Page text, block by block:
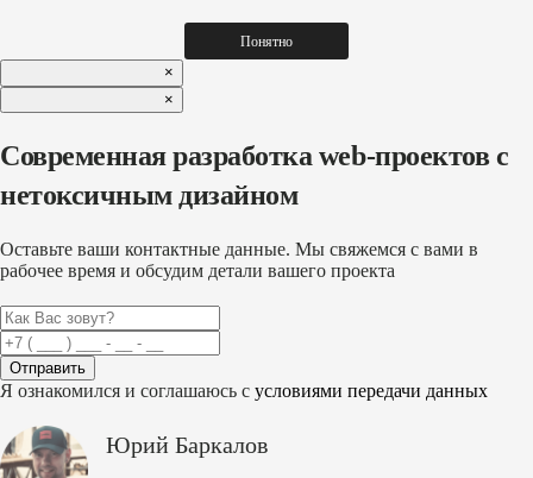
Понятно
×
×
Современная разработка web-проектов с
нетоксичным дизайном
Оставьте ваши контактные данные. Мы свяжемся с вами в
рабочее время и обсудим детали вашего проекта
Отправить
Я ознакомился и соглашаюсь с условиями передачи данных
Юрий Баркалов